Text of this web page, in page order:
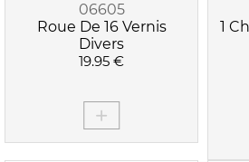
06605
Roue De 16 Vernis
Divers
19.95 €
1